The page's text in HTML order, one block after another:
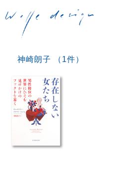
神崎朗子 （1件）